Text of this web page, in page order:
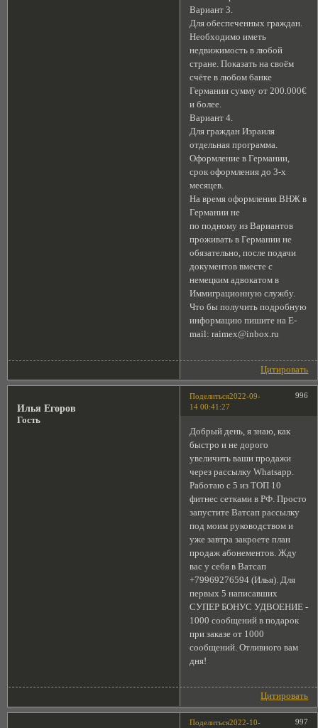
Вариант 3.
Для обеспеченных граждан.
Необходимо иметь
недвижимость в любой
стране. Показать на своём
счёте в любом банке
Германии сумму от 200.000€
и более.
Вариант 4.
Для граждан Израиля
отдельная программа.
Оформление в Германии,
срок оформления до 3-х
месяцев.
На время оформления ВНЖ в
Германии не
по подному из Вариантов
проживать в Германии не
обязательно, после подачи
документов вместе с
немецким адвокатом в
Иммиграционную службу.
Что бы получить подробную
информацию пишите на E-
mail: raimex@inbox.ru
Цитировать
Поделиться 996
2022-09-
14 00:41:27
Илья Егоров
Гость
Добрый день, я знаю, как
быстро и не дорого
увеличить ваши продажи
через рассылку Whatsapp.
Работаю с 5 из ТОП 10
фитнес сетками в РФ. Просто
запустите Ватсап рассылку
под моим руководством и
уже завтра закроете план
продаж абонементов. Жду
вас у себя в Ватсап
+79969276594 (Илья). Для
первых 5 написавших
СУПЕР БОНУС УДВОЕНИЕ -
1000 сообщений в подарок
при заказе от 1000
сообщений. Отливного вам
дня!
Цитировать
Поделиться 997
2022-10-